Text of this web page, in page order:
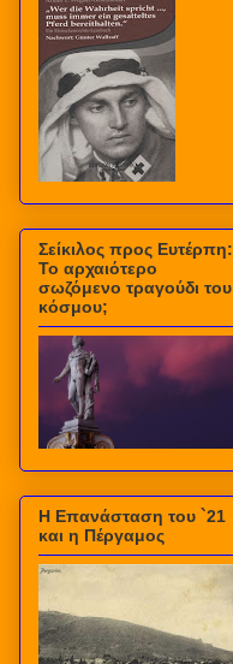
Σείκιλος προς Ευτέρπη:
Το αρχαιότερο
σωζόμενο τραγούδι του
κόσμου;
Η Επανάσταση του `21
και η Πέργαμος